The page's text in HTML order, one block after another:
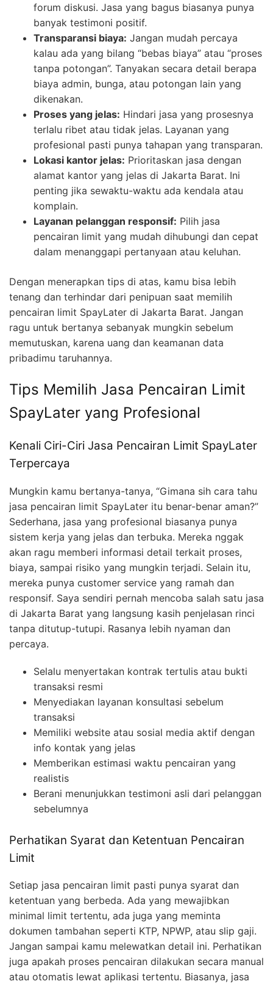
forum diskusi. Jasa yang bagus biasanya punya
banyak testimoni positif.
Transparansi biaya: Jangan mudah percaya
kalau ada yang bilang “bebas biaya” atau “proses
tanpa potongan”. Tanyakan secara detail berapa
biaya admin, bunga, atau potongan lain yang
dikenakan.
Proses yang jelas: Hindari jasa yang prosesnya
terlalu ribet atau tidak jelas. Layanan yang
profesional pasti punya tahapan yang transparan.
Lokasi kantor jelas: Prioritaskan jasa dengan
alamat kantor yang jelas di Jakarta Barat. Ini
penting jika sewaktu-waktu ada kendala atau
komplain.
Layanan pelanggan responsif: Pilih jasa
pencairan limit yang mudah dihubungi dan cepat
dalam menanggapi pertanyaan atau keluhan.
Dengan menerapkan tips di atas, kamu bisa lebih
tenang dan terhindar dari penipuan saat memilih
pencairan limit SpayLater di Jakarta Barat. Jangan
ragu untuk bertanya sebanyak mungkin sebelum
memutuskan, karena uang dan keamanan data
pribadimu taruhannya.
Tips Memilih Jasa Pencairan Limit
SpayLater yang Profesional
Kenali Ciri-Ciri Jasa Pencairan Limit SpayLater
Terpercaya
Mungkin kamu bertanya-tanya, “Gimana sih cara tahu
jasa pencairan limit SpayLater itu benar-benar aman?”
Sederhana, jasa yang profesional biasanya punya
sistem kerja yang jelas dan terbuka. Mereka nggak
akan ragu memberi informasi detail terkait proses,
biaya, sampai risiko yang mungkin terjadi. Selain itu,
mereka punya customer service yang ramah dan
responsif. Saya sendiri pernah mencoba salah satu jasa
di Jakarta Barat yang langsung kasih penjelasan rinci
tanpa ditutup-tutupi. Rasanya lebih nyaman dan
percaya.
Selalu menyertakan kontrak tertulis atau bukti
transaksi resmi
Menyediakan layanan konsultasi sebelum
transaksi
Memiliki website atau sosial media aktif dengan
info kontak yang jelas
Memberikan estimasi waktu pencairan yang
realistis
Berani menunjukkan testimoni asli dari pelanggan
sebelumnya
Perhatikan Syarat dan Ketentuan Pencairan
Limit
Setiap jasa pencairan limit pasti punya syarat dan
ketentuan yang berbeda. Ada yang mewajibkan
minimal limit tertentu, ada juga yang meminta
dokumen tambahan seperti KTP, NPWP, atau slip gaji.
Jangan sampai kamu melewatkan detail ini. Perhatikan
juga apakah proses pencairan dilakukan secara manual
atau otomatis lewat aplikasi tertentu. Biasanya, jasa